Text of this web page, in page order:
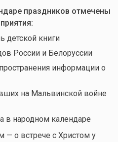
праздников отмечены
детской книги
России и Белоруссии
информации о
на Мальвинской войне
в народном календаре
— о встрече с Христом у